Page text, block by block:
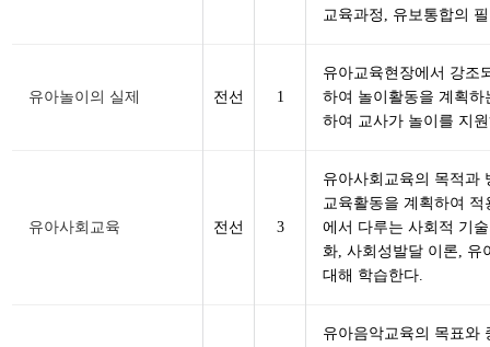
교육과정, 유보통합의
유아놀이의 실제 전선 1
유아교육현장에서 강조
하여 놀이활동을 계획
하여 교사가 놀이를 지
유아사회교육 전선 3
유아사회교육의 목적과
교육활동을 계획하여
에서 다루는 사회적 기
화, 사회성발달 이론, 유
대해 학습한다.
유아음악교육의 목표와